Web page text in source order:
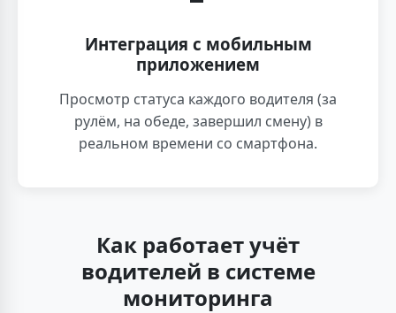
Интеграция с мобильным
приложением
Просмотр статуса каждого водителя (за
рулём, на обеде, завершил смену) в
реальном времени со смартфона.
Как работает учёт
водителей в системе
мониторинга